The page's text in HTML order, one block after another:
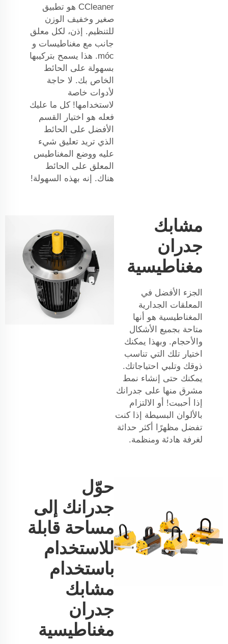
CCleaner هو تطبيق
صغير وخفيف الوزن
للتنظيم. إذن، لكل معلق
جانب مع مغناطيسات و
móc. هذا يسمح بتركيبها
بسهولة على الحائط
الخاص بك. لا حاجة
لأدوات خاصة
لاستخدامها! كل ما عليك
فعله هو اختيار القسم
الأفضل على الحائط
الذي تريد تعليق شيء
عليه ووضع المغناطيس
المعلق على الحائط
هناك. إنه بهذه السهولة!
مشابك
جدران
مغناطيسية
الجزء الأفضل في
المعلقات الجدارية
المغناطيسية هو أنها
متاحة بجميع الأشكال
والأحجام. وبهذا يمكنك
اختيار تلك التي تناسب
ذوقك وتلبي احتياجاتك.
يمكنك حتى إنشاء نمط
مشرق منها على جدرانك
إذا أحببت! أو الالتزام
بالألوان البسيطة إذا كنت
تفضل مظهرًا أكثر حداثة
لغرفة هادئة ومنظمة.
حوّل
جدرانك إلى
مساحة قابلة
للاستخدام
باستخدام
مشابك
جدران
مغناطيسية